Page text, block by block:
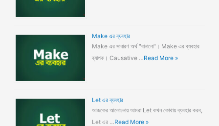
Make এর ব্যবহার
Make এর সাধারণ অর্থ "বানানো"। Make এর ব্যবহার
ব্যাপক। Causative …Read More »
Let এর ব্যবহার
আজকের আলোচনায় আমরা Let কখন কোথায় ব্যবহার করব,
Let এর …Read More »